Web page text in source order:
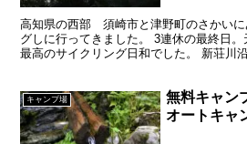
高知県の西部 須崎市と津野町のさかいに
グしに行ってきました。 3連休の最終日
最高のサイクリング日和でした。 新荘川
キャンプ場
無料キャ
オートキャ